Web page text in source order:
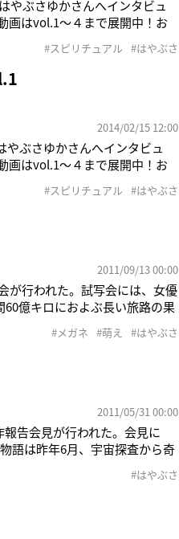
やぶさゆかさんへインタビュ
画はvol.1〜４まで展開中！お
#スピリチュアル #はやぶさ
2014/02/15 12:00
ぶさゆかさんへインタビュ
画はvol.1〜４まで展開中！お
#スピリチュアル #はやぶさ
2011/09/13 00:00
が行われた。試写会には、女優
億キロにおよぶ長い旅路の果
品は、はやぶさが辿った7年間
#メガネ #萌え #はやぶさ
2011/05/31 00:00
告会見が行われた。会見に
語は昨年6月、宇宙探査から奇
で登場した。服装に関して竹内
#はやぶさ